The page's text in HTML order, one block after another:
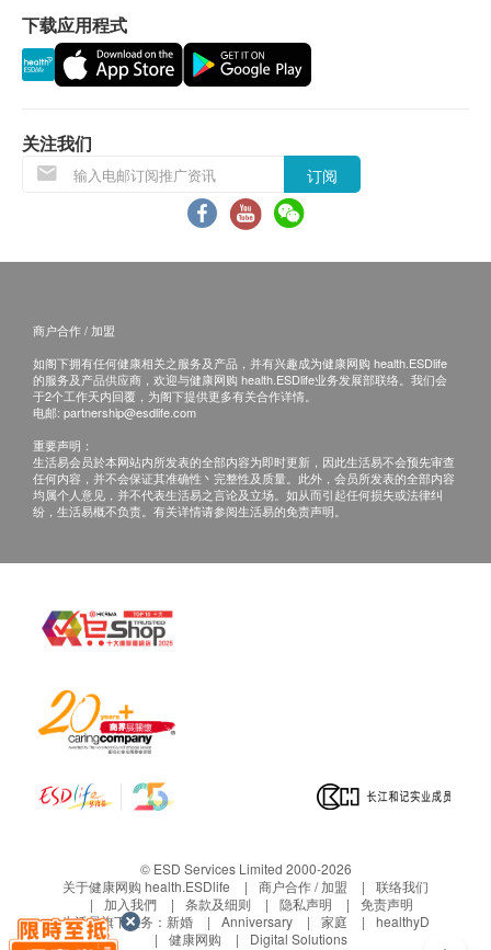
退换条款：
当顾客收取已订购之货品时，有责任检查货品是否有损
毁情况，一经确认签收，恕不接受退换。
退换产品必须包装完整，如退换之产品有任何残缺或过
如有其他损坏或遗漏查询，顾客必须保留有效收据正
本，并於送货後3个工作天内按下列方式联络
HOME@dd® 客户服务部跟进。
电邮: cs@homeadd.com.hk
查詢热线: 3460 2892
下载应用程式
关注我们
订阅
商户合作 / 加盟
如阁下拥有任何健康相关之服务及产品，并有兴趣成为健康网购 health.ESDlife
的服务及产品供应商，欢迎与健康网购 health.ESDlife业务发展部联络。我们会
于2个工作天内回覆，为阁下提供更多有关合作详情。
电邮: partnership@esdlife.com
重要声明：
生活易会员於本网站内所发表的全部内容为即时更新，因此生活易不会预先审查
任何内容，并不会保证其准确性丶完整性及质量。此外，会员所发表的全部内容
均属个人意见，并不代表生活易之言论及立场。如从而引起任何损失或法律纠
纷，生活易概不负责。有关详情请参阅生活易的免责声明。
© ESD Services Limited 2000-2026
关于健康网购 health.ESDlife
商户合作 / 加盟
联络我们
加入我們
条款及细则 隐私声明
免责声明
生活易旗下业务： 新婚 Anniversary 家庭
healthyD
健康网购
Digital Solutions